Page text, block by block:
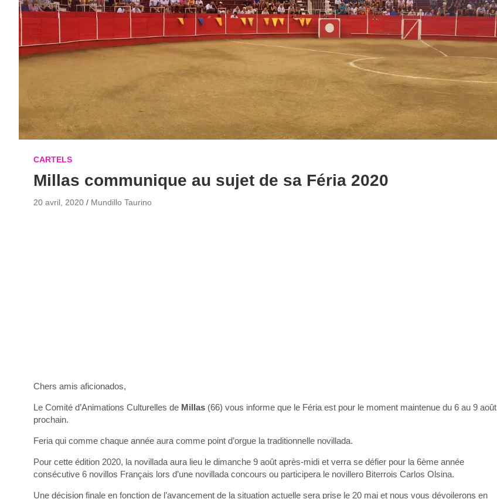
CARTELS
Millas communique au sujet de sa Féria 2020
20 avril, 2020 Mundillo Taurino
Chers amis aficionados,
Le Comité d’Animations Culturelles de Millas (66) vous informe que le Féria est pour le moment maintenue du 6 au 9 août
prochain.
Feria qui comme chaque année aura comme point d’orgue la traditionnelle novillada.
Pour cette édition 2020, la novillada aura lieu le dimanche 9 août après-midi et verra se défier pour la 6ème année
consécutive 6 novillos Français lors d’une novillada concours ou participera le novillero Biterrois Carlos Olsina.
Une décision finale en fonction de l’avancement de la situation actuelle sera prise le 20 mai et nous vous dévoilerons en